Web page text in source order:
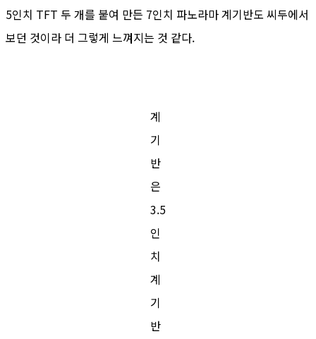
5인치 TFT 두 개를 붙여 만든 7인치 파노라마 계기반도 씨두에서
보던 것이라 더 그렇게 느껴지는 것 같다.
계
기
반
은
3.5
인
치
계
기
반